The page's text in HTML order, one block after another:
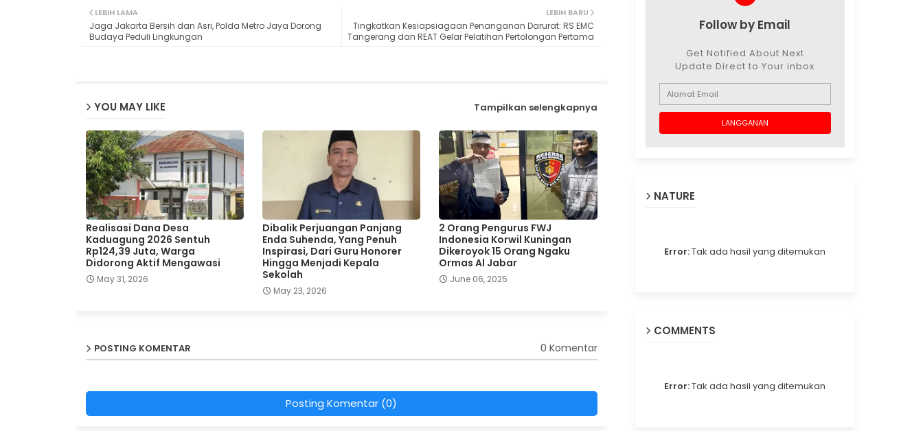
LEBIH BARU
Tingkatkan Kesiapsiagaan Penanganan Darurat: RS EMC
Tangerang dan REAT Gelar Pelatihan Pertolongan Pertama
LEBIH LAMA
Jaga Jakarta Bersih dan Asri, Polda Metro Jaya Dorong
Budaya Peduli Lingkungan
YOU MAY LIKE Tampilkan selengkapnya
Realisasi Dana Desa
Kaduagung 2026 Sentuh
Rp124,39 Juta, Warga
Didorong Aktif Mengawasi
May 31, 2026
Dibalik Perjuangan Panjang
Enda Suhenda, Yang Penuh
Inspirasi, Dari Guru Honorer
Hingga Menjadi Kepala
Sekolah
May 23, 2026
2 Orang Pengurus FWJ
Indonesia Korwil Kuningan
Dikeroyok 15 Orang Ngaku
Ormas Al Jabar
June 06, 2025
POSTING KOMENTAR 0 Komentar
Posting Komentar (0)
Follow by Email
Get Notified About Next
Update Direct to Your inbox
NATURE
Error:Tak ada hasil yang ditemukan
COMMENTS
Error:Tak ada hasil yang ditemukan